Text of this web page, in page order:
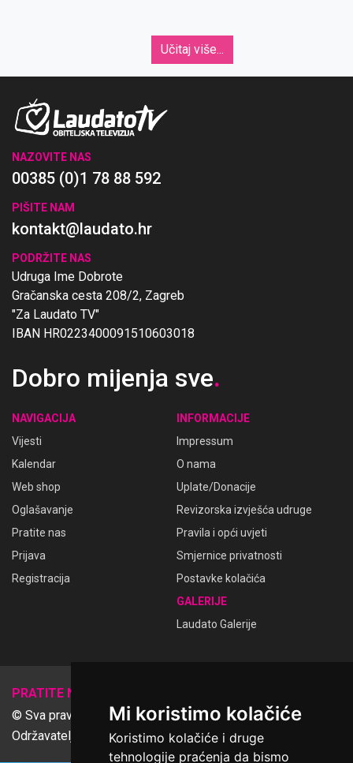
Mi koristimo kolačiće
Koristimo kolačiće i druge
tehnologije praćenja da bismo
Učitaj više...
NAZOVITE NAS
00385 (0)1 78 88 592
PIŠITE NAM
kontakt@laudato.hr
PODRŽITE NAS
Udruga Ime Dobrote
Gračanska cesta 208/2, Zagreb
"Za Laudato TV"
IBAN HR0223400091510603018
Dobro mijenja sve.
NAVIGACIJA
Vijesti
Kalendar
Web shop
Oglašavanje
Pratite nas
Prijava
Registracija
INFORMACIJE
Impressum
O nama
Uplate/Donacije
Revizorska izvješća udruge
Pravila i opći uvjeti
Smjernice privatnosti
Postavke kolačića
GALERIJE
Laudato Galerije
PRATITE NAS
© Sva prava pridržana Udruga Ime dobrote
Održavatelj Netcom d.o.o., Riva 6, Rijeka